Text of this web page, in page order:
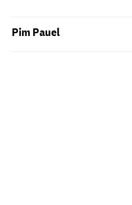
Pim Pauel